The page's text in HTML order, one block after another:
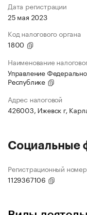
Дата регистрации
25 мая 2023
Код налогового органа
1800
Наименование
Управление
Республике
Адрес налоговой
426003, Ижевск г,
Социальные
Регистрационный
1129367106